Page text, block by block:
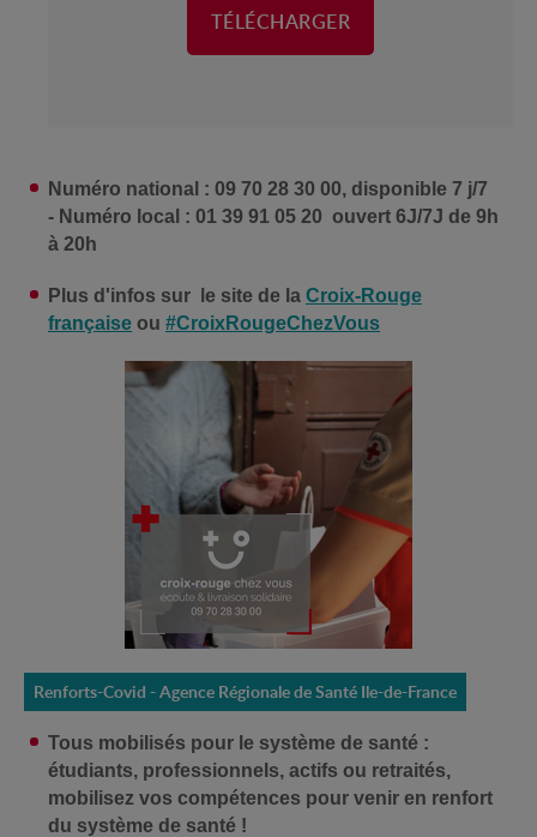
TÉLÉCHARGER
Numéro national : 09 70 28 30 00, disponible 7 j/7
- Numéro local : 01 39 91 05 20 ouvert 6J/7J de 9h
à 20h
Plus d'infos sur le site de la Croix-Rouge
française ou #CroixRougeChezVous
Renforts-Covid - Agence Régionale de Santé Ile-de-France
Tous mobilisés pour le système de santé :
étudiants, professionnels, actifs ou retraités,
mobilisez vos compétences pour venir en renfort
du système de santé !